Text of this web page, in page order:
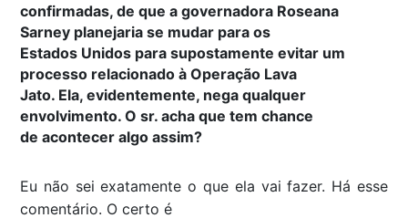
confirmadas, de que a governadora Roseana
Sarney planejaria se mudar para os
Estados Unidos para supostamente evitar um
processo relacionado à Operação Lava
Jato. Ela, evidentemente, nega qualquer
envolvimento. O sr. acha que tem chance
de acontecer algo assim?
Eu não sei exatamente o que ela vai fazer. Há esse
comentário. O certo é